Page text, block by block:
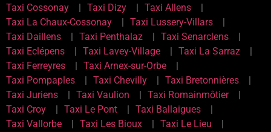
Taxi Cossonay
Taxi Dizy
Taxi Allens
Taxi La Chaux-Cossonay
Taxi Lussery-Villars
Taxi Daillens
Taxi Penthalaz
Taxi Senarclens
Taxi Eclépens
Taxi Lavey-Village
Taxi La Sarraz
Taxi Ferreyres
Taxi Arnex-sur-Orbe
Taxi Pompaples
Taxi Chevilly
Taxi Bretonnières
Taxi Juriens
Taxi Vaulion
Taxi Romainmôtier
Taxi Croy
Taxi Le Pont
Taxi Ballaigues
Taxi Vallorbe
Taxi Les Bioux
Taxi Le Lieu